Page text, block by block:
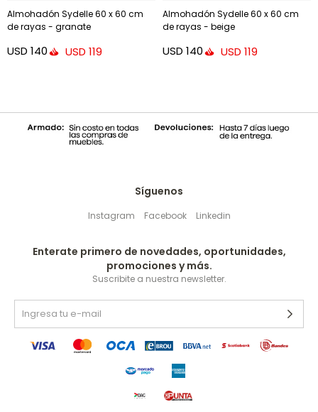
Almohadón Sydelle 60 x 60 cm
de rayas - granate
USD 140 USD 119
Almohadón Sydelle 60 x 60 cm
de rayas - beige
USD 140 USD 119
Síguenos
Instagram Facebook Linkedin
Enterate primero de novedades, oportunidades,
promociones y más.
Suscribite a nuestra newsletter.